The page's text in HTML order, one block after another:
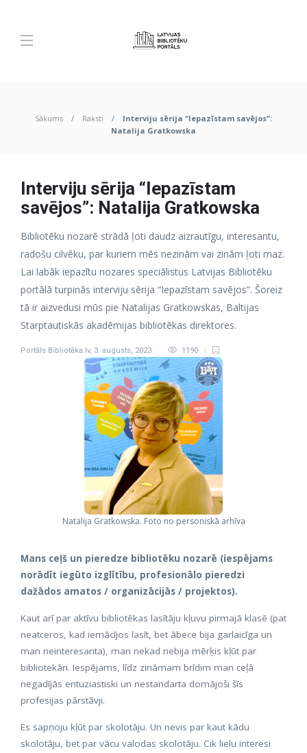
Sākums Raksti
Interviju sērija “Iepazīstam savējos”:
Natalija Gratkowska
Interviju sērija “Iepazīstam
savējos”: Natalija Gratkowska
Bibliotēku nozarē strādā ļoti daudz aizrautīgu, interesantu,
radošu cilvēku, par kuriem mēs nezinām vai zinām ļoti maz.
Lai labāk iepazītu nozares speciālistus Latvijas Bibliotēku
portālā turpinās interviju sērija “Iepazīstam savējos”. Šoreiz
tā ir aizvedusi mūs pie Natalijas Gratkowskas, Baltijas
Starptautiskās akadēmijas bibliotēkas direktores.
Portāls Bibliotēka.lv, 3. augusts, 2023 1190
Natalija Gratkowska. Foto no personiskā arhīva
Mans ceļš un pieredze bibliotēku nozarē (iespējams
norādīt iegūto izglītību, profesionālo pieredzi
dažādos amatos / organizācijās / projektos).
Kaut arī par aktīvu bibliotēkas lasītāju kļuvu pirmajā klasē (pat
neatceros, kad iemācījos lasīt, bet ābece bija garlaicīga un
man neinteresanta), man nekad nebija mērķis kļūt par
bibliotekāri. Iespējams, līdz zināmam brīdim man ceļā
negadījās entuziastiski un nestandarta domājoši šīs
profesijas pārstāvji.
Es sapņoju kļūt par skolotāju. Un nevis par kaut kādu
skolotāju, bet par vācu valodas skolotāju. Cik lielu interesi